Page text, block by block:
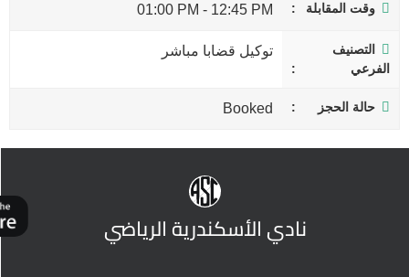
وقت المقابلة 12:45 PM
-
01:00 PM
التصنيف
الفرعي
توكيل قضابا مباشر
حالة الحجز Booked
نادي الأسكندرية الرياضي